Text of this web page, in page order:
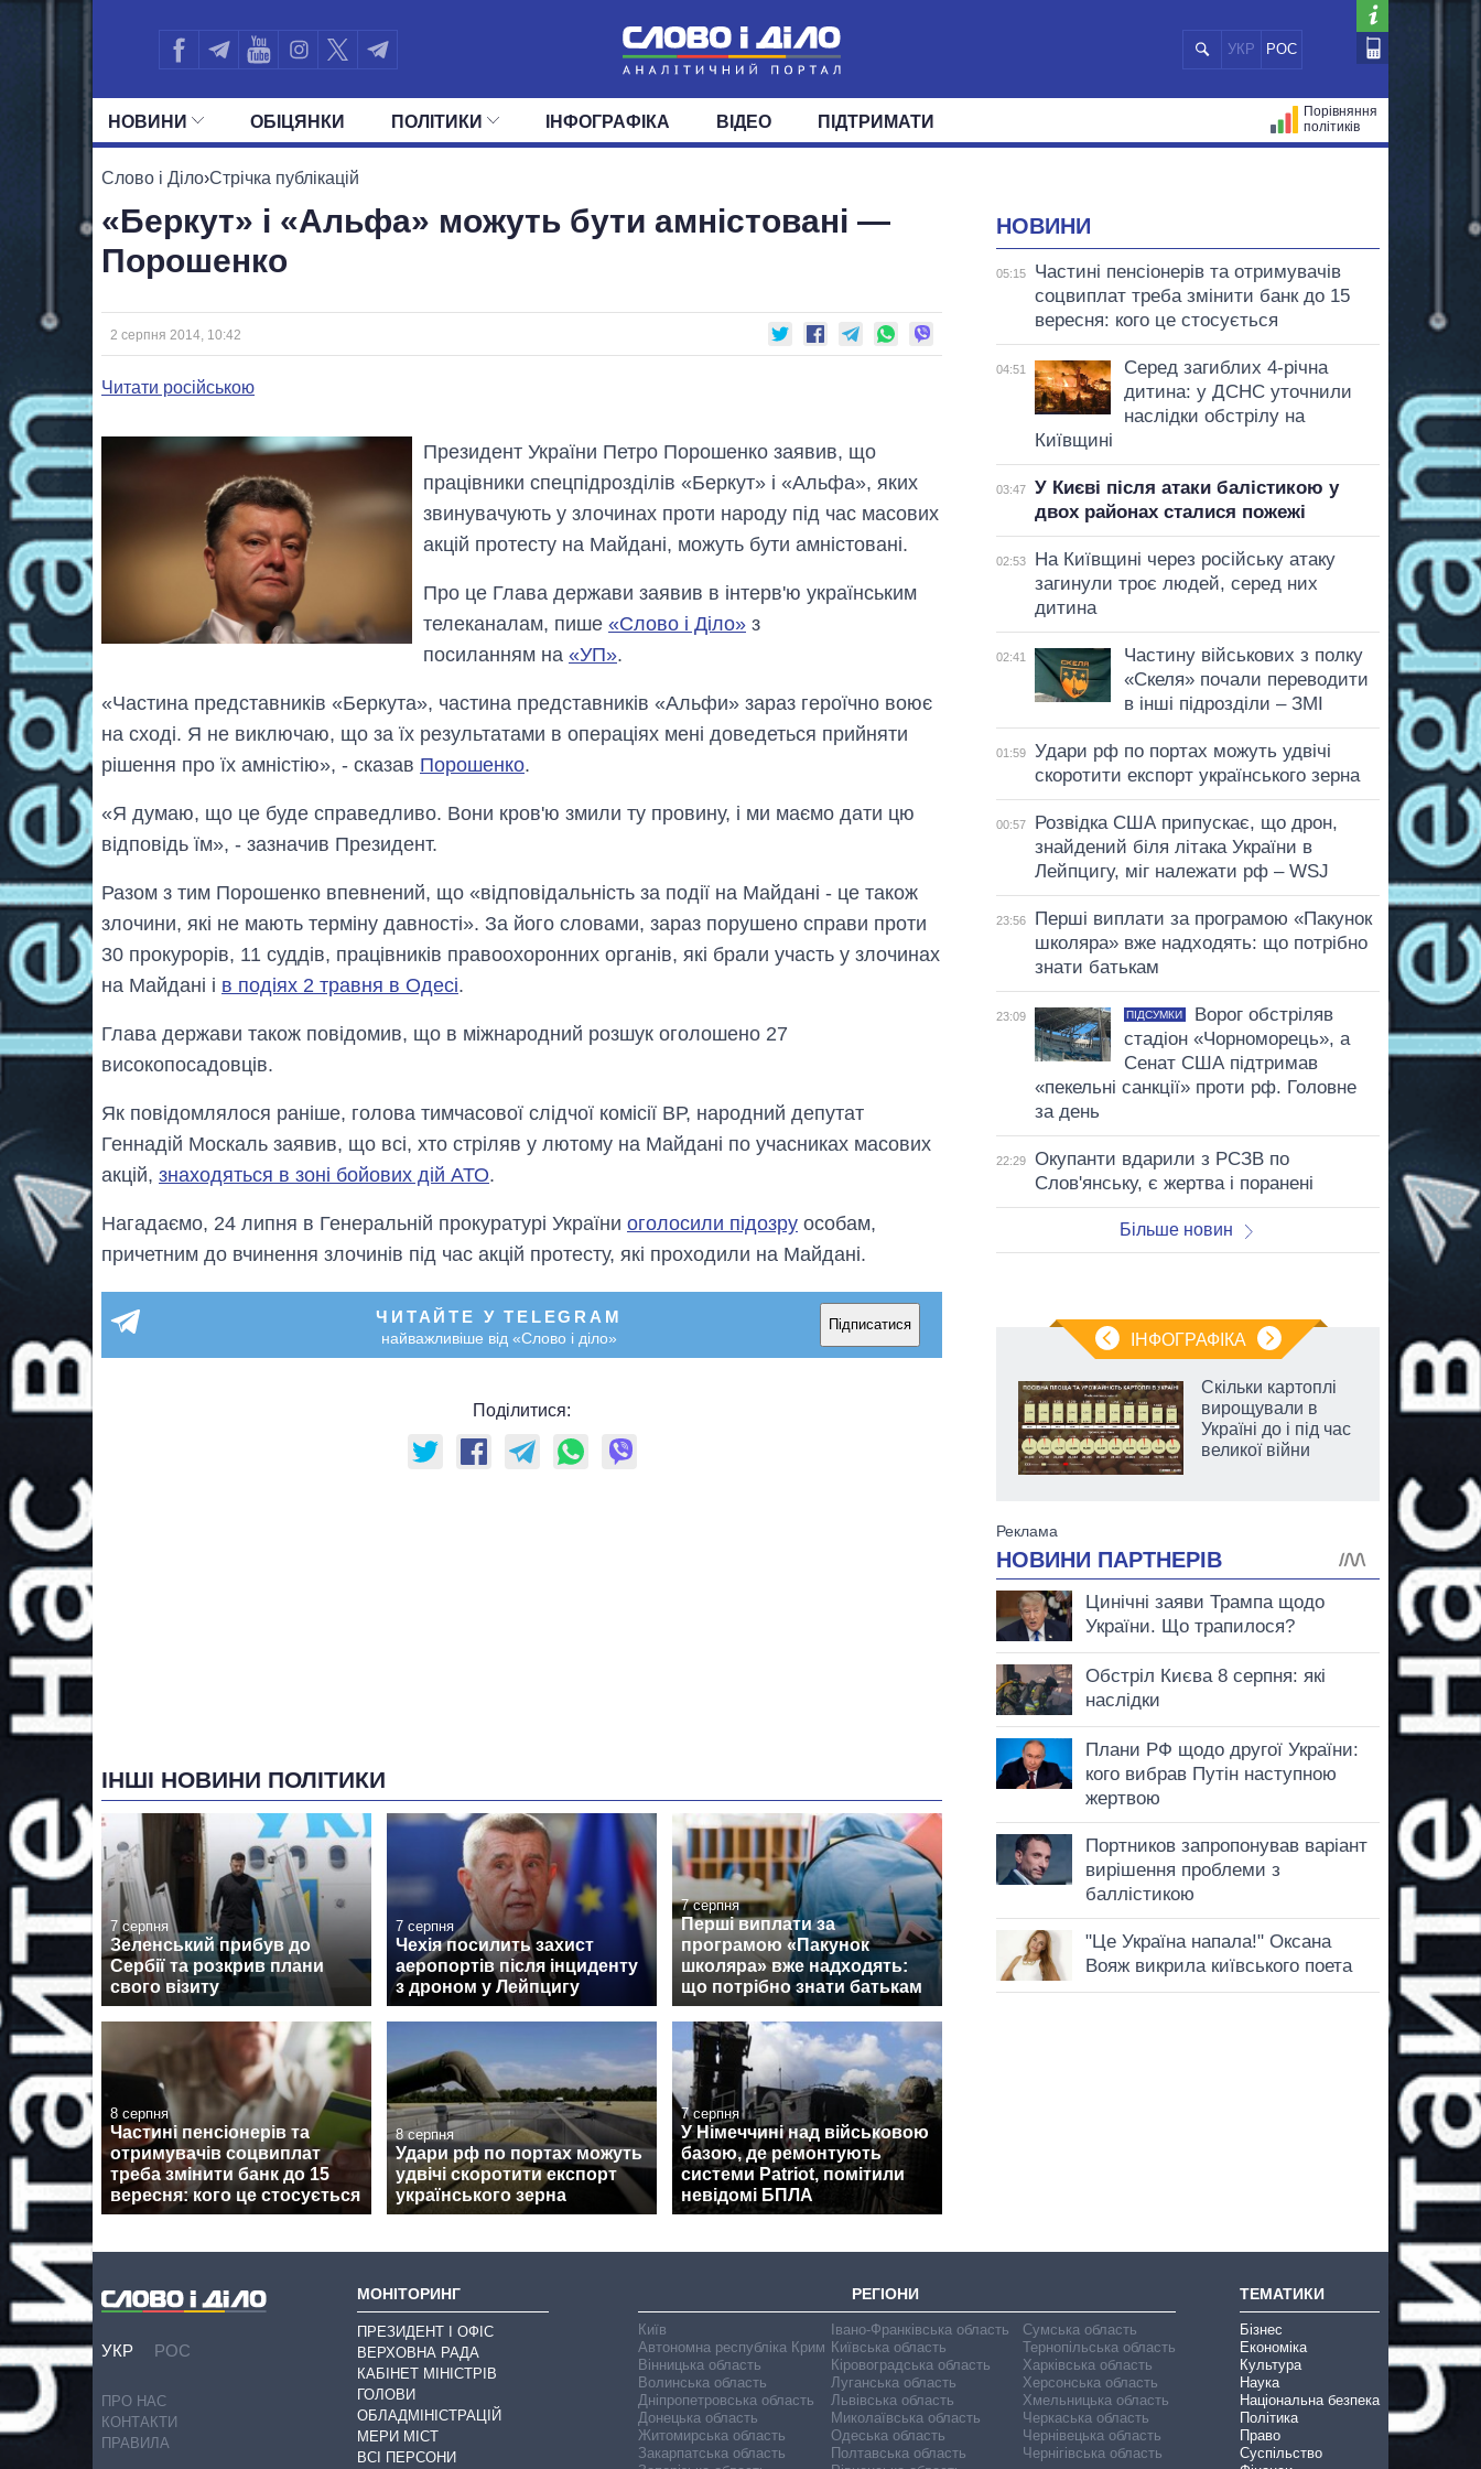
УКР РОС
НОВИНИ
ПОЛІТИКА ЕКОНОМІКА СУСПІЛЬСТВО СВІТ
ОБIЦЯНКИ ПОЛIТИКИ
УСІ ПОЛІТИКИ
ДЕПУТАТИ КОМІТЕТИ ФРАКЦІЇ ОКРУГИ
ІНФОГРАФІКА ВІДЕО ПІДТРИМАТИ
Порівняння
політиків
Слово і Діло›Стрічка публікацій
«Беркут» і «Альфа» можуть бути амністовані —
Порошенко
2 серпня 2014, 10:42
Читати російською
Президент України Петро Порошенко заявив, що
працівники спецпідрозділів «Беркут» і «Альфа», яких
звинувачують у злочинах проти народу під час масових
акцій протесту на Майдані, можуть бути амністовані.
Про це Глава держави заявив в інтерв'ю українським
телеканалам, пише «Слово і Діло» з
посиланням на «УП».
«Частина представників «Беркута», частина представників «Альфи» зараз героїчно воює
на сході. Я не виключаю, що за їх результатами в операціях мені доведеться прийняти
рішення про їх амністію», - сказав Порошенко.
«Я думаю, що це буде справедливо. Вони кров'ю змили ту провину, і ми маємо дати цю
відповідь їм», - зазначив Президент.
Разом з тим Порошенко впевнений, що «відповідальність за події на Майдані - це також
злочини, які не мають терміну давності». За його словами, зараз порушено справи проти
30 прокурорів, 11 суддів, працівників правоохоронних органів, які брали участь у злочинах
на Майдані і в подіях 2 травня в Одесі.
Глава держави також повідомив, що в міжнародний розшук оголошено 27
високопосадовців.
Як повідомлялося раніше, голова тимчасової слідчої комісії ВР, народний депутат
Геннадій Москаль заявив, що всі, хто стріляв у лютому на Майдані по учасниках масових
акцій, знаходяться в зоні бойових дій АТО.
Нагадаємо, 24 липня в Генеральній прокуратурі України оголосили підозру особам,
причетним до вчинення злочинів під час акцій протесту, які проходили на Майдані.
ЧИТАЙТЕ У TELEGRAM
найважливіше від «Слово і діло»
Підписатися
Поділитися:
ІНШІ НОВИНИ ПОЛІТИКИ
7 серпня
Зеленський прибув до
Сербії та розкрив плани
свого візиту
7 серпня
Чехія посилить захист
аеропортів після інциденту
з дроном у Лейпцигу
7 серпня
Перші виплати за
програмою «Пакунок
школяра» вже надходять:
що потрібно знати батькам
8 серпня
Частині пенсіонерів та
отримувачів соцвиплат
треба змінити банк до 15
вересня: кого це стосується
8 серпня
Удари рф по портах можуть
удвічі скоротити експорт
українського зерна
7 серпня
У Німеччині над військовою
базою, де ремонтують
системи Patriot, помітили
невідомі БПЛА
НОВИНИ
05:15
Частині пенсіонерів та отримувачів
соцвиплат треба змінити банк до 15
вересня: кого це стосується
04:51
Серед загиблих 4-річна
дитина: у ДСНС уточнили
наслідки обстрілу на
Київщині
03:47
У Києві після атаки балістикою у
двох районах сталися пожежі
02:53
На Київщині через російську атаку
загинули троє людей, серед них
дитина
02:41
Частину військових з полку
«Скеля» почали переводити
в інші підрозділи – ЗМІ
01:59
Удари рф по портах можуть удвічі
скоротити експорт українського зерна
00:57
Розвідка США припускає, що дрон,
знайдений біля літака України в
Лейпцигу, міг належати рф – WSJ
23:56
Перші виплати за програмою «Пакунок
школяра» вже надходять: що потрібно
знати батькам
23:09 ПІДСУМКИ
Ворог обстріляв
стадіон «Чорноморець», а
Сенат США підтримав
«пекельні санкції» проти рф. Головне
за день
22:29
Окупанти вдарили з РСЗВ по
Слов'янську, є жертва і поранені
Більше новин
ІНФОГРАФІКА
Скільки картоплі
вирощували в
Україні до і під час
великої війни
УКР РОС
ПРО НАС
КОНТАКТИ
ПРАВИЛА
МОНІТОРИНГ
ПРЕЗИДЕНТ І ОФІС
ВЕРХОВНА РАДА
КАБІНЕТ МІНІСТРІВ
ГОЛОВИ
ОБЛАДМІНІСТРАЦІЙ
МЕРИ МІСТ
ВСІ ПЕРСОНИ
РЕГІОНИ
Київ
Автономна республіка Крим
Вінницька область
Волинська область
Дніпропетровська область
Донецька область
Житомирська область
Закарпатська область
Івано-Франківська область
Київська область
Кіровоградська область
Луганська область
Львівська область
Миколаївська область
Одеська область
Полтавська область
Сумська область
Тернопільська область
Харківська область
Херсонська область
Хмельницька область
Черкаська область
Чернівецька область
Чернігівська область
ТЕМАТИКИ
Бізнес
Економіка
Культура
Наука
Національна безпека
Політика
Право
Суспільство